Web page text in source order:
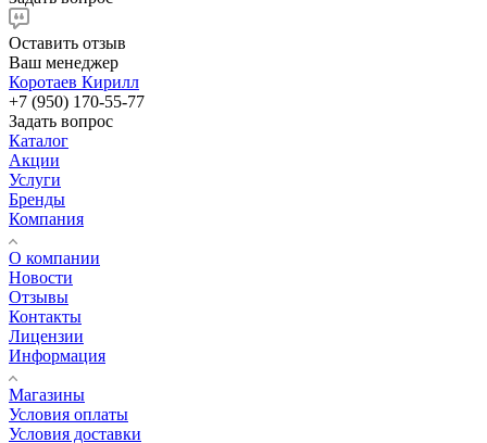
Оставить отзыв
Ваш менеджер
Коротаев Кирилл
+7 (950) 170-55-77
Задать вопрос
Каталог
Акции
Услуги
Бренды
Компания
О компании
Новости
Отзывы
Контакты
Лицензии
Информация
Магазины
Условия оплаты
Условия доставки